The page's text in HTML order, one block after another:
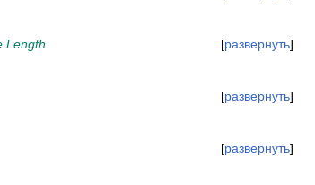
развернуть
развернуть
развернуть